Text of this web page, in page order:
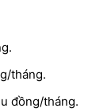
tháng.
đồng/tháng.